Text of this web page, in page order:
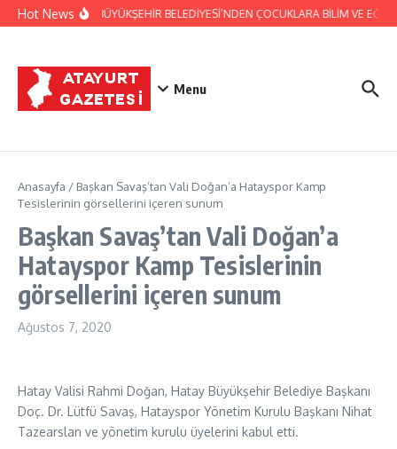
İçeriğe atla
Hot NewsHATAY BÜYÜKŞEHİR BELEDİYESİ’NDEN ÇOCUKLARA BİLİM VE
Menu
Anasayfa / Başkan Savaş’tan Vali Doğan’a Hatayspor Kamp
Tesislerinin görsellerini içeren sunum
Başkan Savaş’tan Vali Doğan’a
Hatayspor Kamp Tesislerinin
görsellerini içeren sunum
Ağustos 7, 2020
Hatay Valisi Rahmi Doğan, Hatay Büyükşehir Belediye Başkanı
Doç. Dr. Lütfü Savaş, Hatayspor Yönetim Kurulu Başkanı Nihat
Tazearslan ve yönetim kurulu üyelerini kabul etti.